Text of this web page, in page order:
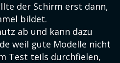
der Schirm erst dann,
bildet.
ab und kann dazu
weil gute Modelle nicht
Test teils durchfielen,